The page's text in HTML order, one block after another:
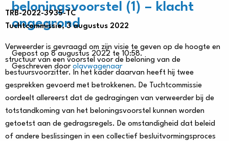
beloningsvoorstel (1) – klacht
ongegrond
Gepost op 8 augustus 2022 te 10:58.
Geschreven door olavwagenaar
TRB-2022-3935-TC
Tuchtcommissie, 3 augustus 2022
Verweerder is gevraagd om zijn visie te geven op de hoogte en
structuur van een voorstel voor de beloning van de
bestuursvoorzitter. In het kader daarvan heeft hij twee
gesprekken gevoerd met betrokkenen. De Tuchtcommissie
oordeelt allereerst dat de gedragingen van verweerder bij de
totstandkoming van het beloningsvoorstel kunnen worden
getoetst aan de gedragsregels. De omstandigheid dat beleid
of andere beslissingen in een collectief besluitvormingsproces